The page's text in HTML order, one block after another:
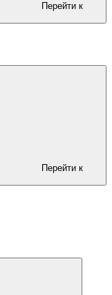
Перейти к
Перейти к